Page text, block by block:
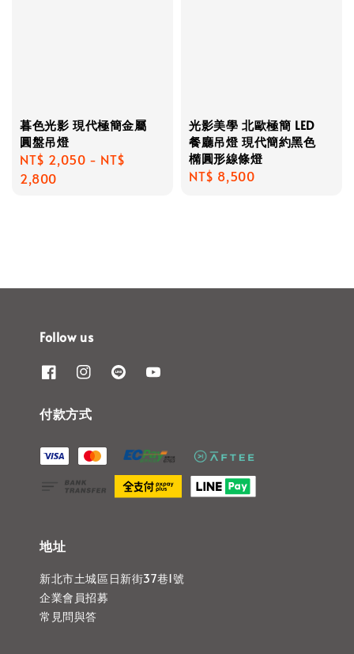
暮色光影 現代極簡金屬
圓盤吊燈
Regular
price
NT$ 2,050 - NT$
2,800
光影美學 北歐極簡 LED
餐廳吊燈 現代簡約黑色
橢圓形線條燈
Regular
NT$ 8,500
Follow us
付款方式
地址
新北市土城區日新街37巷1號
企業會員招募
常見問與答